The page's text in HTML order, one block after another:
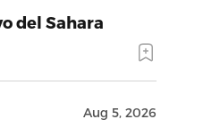
del Sahara
Aug 5, 2026